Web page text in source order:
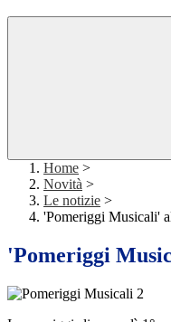
Home >
Novità >
Le notizie >
'Pomeriggi Musicali'
'Pomeriggi